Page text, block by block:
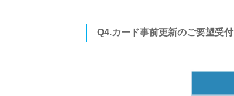
Q4.カード事前更新のご要望受付